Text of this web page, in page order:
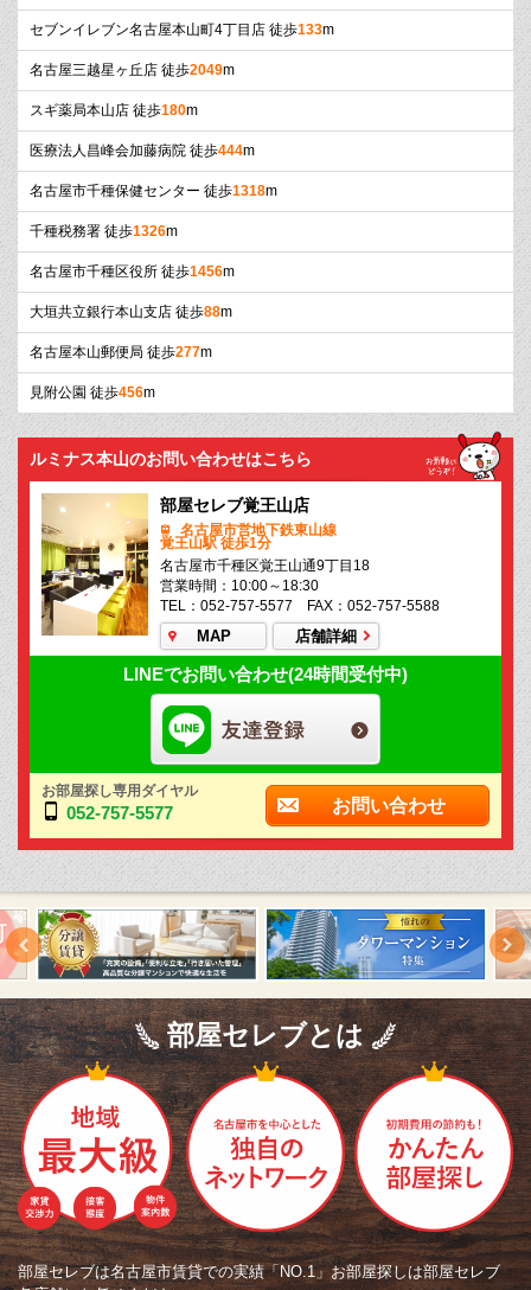
セブンイレブン名古屋本山町4丁目店 徒歩133m
名古屋三越星ヶ丘店 徒歩2049m
スギ薬局本山店 徒歩180m
医療法人昌峰会加藤病院 徒歩444m
名古屋市千種保健センター 徒歩1318m
千種税務署 徒歩1326m
名古屋市千種区役所 徒歩1456m
大垣共立銀行本山支店 徒歩88m
名古屋本山郵便局 徒歩277m
見附公園 徒歩456m
ルミナス本山のお問い合わせはこちら
部屋セレブ覚王山店
名古屋市営地下鉄東山線
覚王山駅 徒歩1分
名古屋市千種区覚王山通9丁目18
営業時間：10:00～18:30
TEL：052-757-5577 FAX：052-757-5588
MAP 店舗詳細
LINEでお問い合わせ(24時間受付中)
お部屋探し専用ダイヤル
052-757-5577 お問い合わせ
部屋セレブとは
部屋セレブは名古屋市賃貸での実績「NO.1」お部屋探しは部屋セレブ